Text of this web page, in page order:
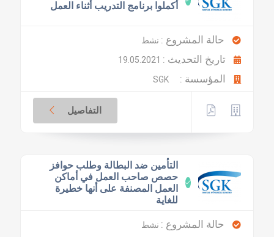
أكملوا برنامج التدريب أثناء العمل
حالة المشروع : نشط
تاريخ التحديث :
المؤسسة :
التفاصيل
التأمين ضد البطالة وطلب حوافز
حصص صاحب العمل في أماكن
العمل المصنفة على أنها خطيرة
للغاية
حالة المشروع : نشط